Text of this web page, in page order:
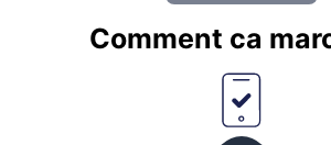
Comment ca